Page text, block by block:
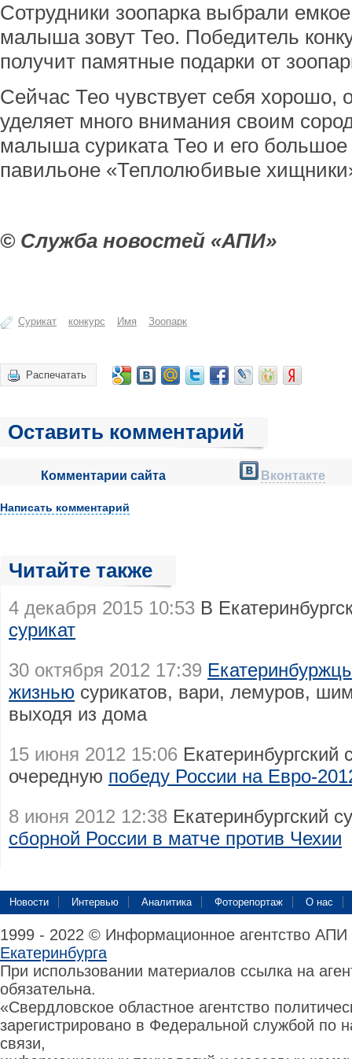
Сотрудники зоопарка выбрали
малыша зовут Тео. Победитель
получит памятные подарки от
Сейчас Тео чувствует себя хорошо,
уделяет много внимания своим
малыша суриката Тео и его
павильоне «Теплолюбивые
© Служба новостей «АПИ»
Сурикат конкурс Имя Зоопарк
Распечатать
Оставить комментарий
Комментарии сайта Вконтакте
Написать комментарий
Читайте также
4 декабря 2015 10:53 В
сурикат
30 октября 2012 17:39
жизнью сурикатов, вари, лемуров,
выходя из дома
15 июня 2012 15:06 Екатеринбургский
очередную победу России на Евро-
8 июня 2012 12:38 Екатеринбургский
сборной России в матче против Чехии
Новости Интервью Аналитика Фоторепортаж О нас
1999 - 2022 © Информационное агентство
Екатеринбурга
При использовании материалов ссылка на
обязательна.
«Свердловское областное агентство
зарегистрировано в Федеральной службой по
связи,